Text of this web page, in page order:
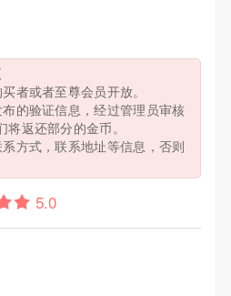
者或者至尊会员开放。
的验证信息，经过管理员审核
返还部分的金币。
方式，联系地址等信息，否则